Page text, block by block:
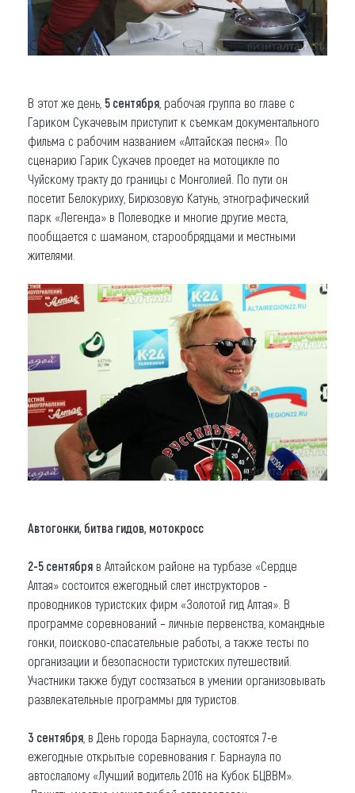
В этот же день, 5 сентября , рабочая группа во главе с
Гариком Сукачевым приступит к съемкам документального
фильма с рабочим названием «Алтайская песня». По
сценарию Гарик Сукачев проедет на мотоцикле по
Чуйскому тракту до границы с Монголией. По пути он
посетит Белокуриху, Бирюзовую Катунь, этнографический
парк «Легенда» в Полеводке и многие другие места,
пообщается с шаманом, старообрядцами и местными
жителями.
Автогонки, битва гидов, мотокросс
2-5 сентября в Алтайском районе на турбазе «Сердце
Алтая» состоится ежегодный слет инструкторов -
проводников туристских фирм «Золотой гид Алтая». В
программе соревнований – личные первенства, командные
гонки, поисково-спасательные работы, а также тесты по
организации и безопасности туристских путешествий.
Участники также будут состязаться в умении организовывать
развлекательные программы для туристов.
3 сентября , в День города Барнаула, состоятся 7-е
ежегодные открытые соревнования г. Барнаула по
автослалому «Лучший водитель 2016 на Кубок БЦВВМ».